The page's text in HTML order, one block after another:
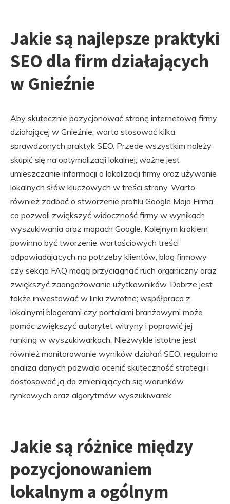
Jakie są najlepsze praktyki
SEO dla firm działających
w Gnieźnie
Aby skutecznie pozycjonować stronę internetową firmy
działającej w Gnieźnie, warto stosować kilka
sprawdzonych praktyk SEO. Przede wszystkim należy
skupić się na optymalizacji lokalnej; ważne jest
umieszczanie informacji o lokalizacji firmy oraz używanie
lokalnych słów kluczowych w treści strony. Warto
również zadbać o stworzenie profilu Google Moja Firma,
co pozwoli zwiększyć widoczność firmy w wynikach
wyszukiwania oraz mapach Google. Kolejnym krokiem
powinno być tworzenie wartościowych treści
odpowiadających na potrzeby klientów; blog firmowy
czy sekcja FAQ mogą przyciągnąć ruch organiczny oraz
zwiększyć zaangażowanie użytkowników. Dobrze jest
także inwestować w linki zwrotne; współpraca z
lokalnymi blogerami czy portalami branżowymi może
pomóc zwiększyć autorytet witryny i poprawić jej
ranking w wyszukiwarkach. Niezwykle istotne jest
również monitorowanie wyników działań SEO; regularna
analiza danych pozwala ocenić skuteczność strategii i
dostosować ją do zmieniających się warunków
rynkowych oraz algorytmów wyszukiwarek.
Jakie są różnice między
pozycjonowaniem
lokalnym a ogólnym